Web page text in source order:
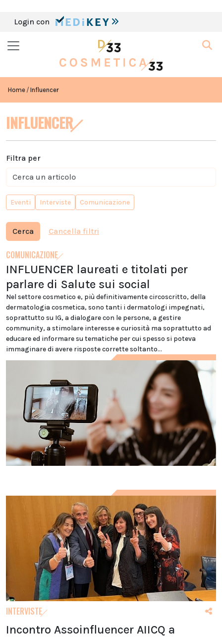
Login con
Home Influencer
INFLUENCER
Filtra per
Eventi Interviste Comunicazione
Cerca Cancella filtri
COMUNICAZIONE
INFLUENCER laureati e titolati per
parlare di Salute sui social
Nel settore cosmetico e, più definitivamente circoscritto, della
dermatologia cosmetica, sono tanti i dermatologi impegnati,
soprattutto su IG, a dialogare con le persone, a gestire
community, a stimolare interesse e curiosità ma soprattutto ad
educare ed informare su tematiche per cui spesso si poteva
immaginare di avere risposte corrette soltanto...
INTERVISTE
Incontro Assoinfluencer AIICQ a